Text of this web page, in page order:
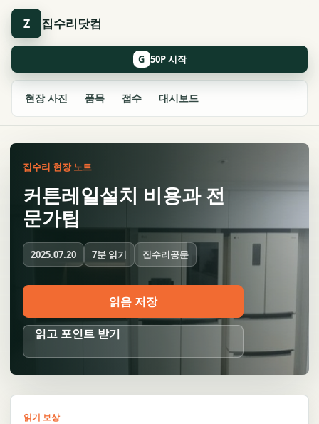
Z 집수리닷컴
현장 사진 품목 접수 대시보드
G
집수리 현장 노트
커튼레일설치 비용과 전
문가팁
2025.07.20 7분 읽기 집수리공문
읽음 저장
읽고 포인트 받기
읽기 보상